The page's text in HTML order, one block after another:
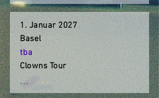
1. Januar 2027
Basel
tba
Clowns Tour
…